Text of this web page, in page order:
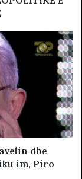
dhe
im, Piro